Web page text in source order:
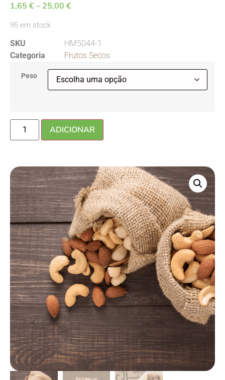
1,65 €– 25,00 €
95 em stock
SKU
HM5044-1
Categoria
Frutos Secos
Peso
ADICIONAR